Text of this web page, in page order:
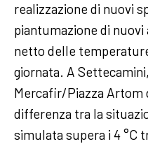
realizzazione di nuovi
piantumazione di
netto delle
giornata. A
Mercafir/Piazza Artom
differenza tra la
simulata supera i 4 °C